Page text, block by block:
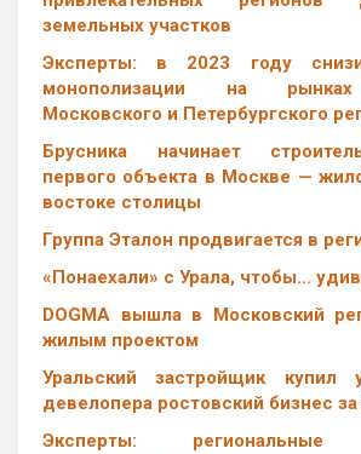
земельных участков
Эксперты: в 2023 году
монополизации на рынках
Московского и Петербургского
Брусника начинает
первого объекта в Москве —
востоке столицы
Группа Эталон продвигается в
«Понаехали» с Урала, чтобы…
DOGMA вышла в Московский
жилым проектом
Уральский застройщик купил
девелопера ростовский бизнес
Эксперты: региональные